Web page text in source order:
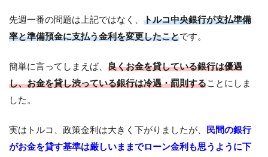
先週一番の問題は上記ではなく、 トルコ中央銀行が支払準備
率と準備預金に支払う金利を変更したことです。
簡単に言ってしまえば、 良くお金を貸している銀行は優遇
し、お金を貸し渋っている銀行は冷遇・罰則することにしま
した。
実はトルコ、政策金利は大きく下がりましたが、 民間の銀行
がお金を貸す基準は厳しいままでローン金利も思うように下